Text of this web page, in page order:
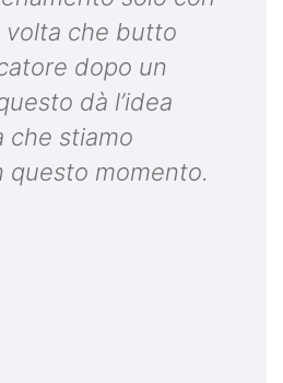
volta che butto
dopo un
dà l’idea
che stiamo
momento.